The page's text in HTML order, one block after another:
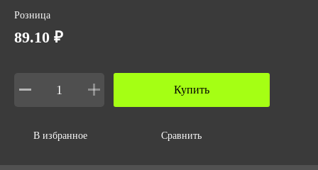
ТР ТС 019/2011
Розница
89.10 ₽
Купить
В избранное Сравнить